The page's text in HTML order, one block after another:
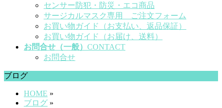
センサー防犯・防災・エコ商品
サージカルマスク専用 ご注文フォーム
お買い物ガイド（お支払い、返品保証）
お買い物ガイド（お届け、送料）
お問合せ（一般） CONTACT
お問合せ
ブログ
HOME »
ブログ »